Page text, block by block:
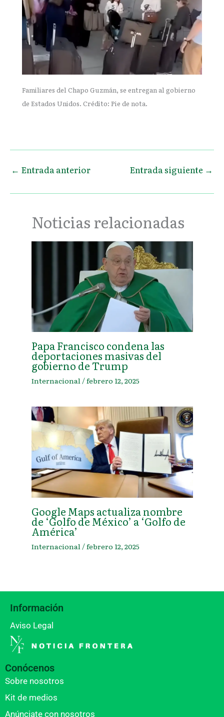
Familiares del Chapo Guzmán, se entregan al gobierno
de Estados Unidos. Crédito: Pie de nota.
← Entrada anterior Entrada siguiente →
Noticias relacionadas
Papa Francisco condena las
deportaciones masivas del
gobierno de Trump
Internacional/febrero 12, 2025
Google Maps actualiza nombre
de ‘Golfo de México’ a ‘Golfo de
América’
Internacional/febrero 12, 2025
Información
Aviso Legal
Conócenos
Sobre nosotros
Kit de medios
Anúnciate con nosotros